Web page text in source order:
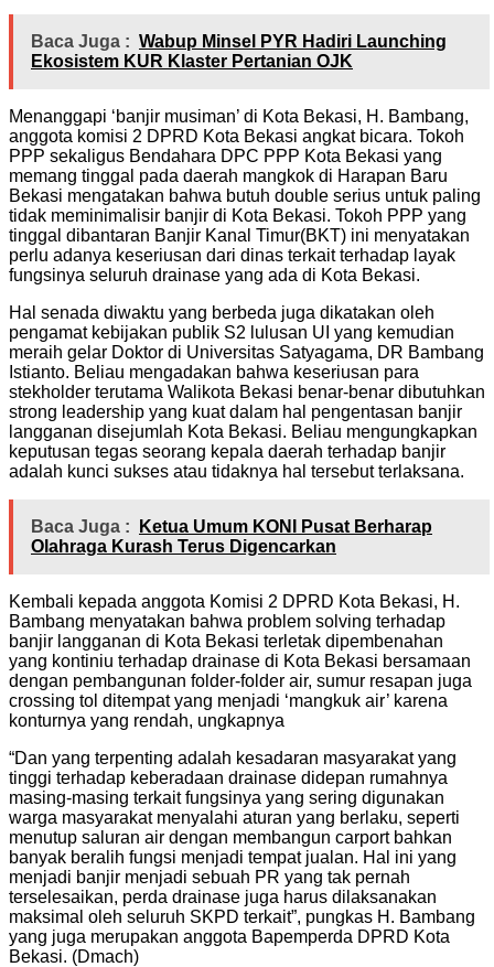
Baca Juga : Wabup Minsel PYR Hadiri Launching
Ekosistem KUR Klaster Pertanian OJK
Menanggapi ‘banjir musiman’ di Kota Bekasi, H. Bambang,
anggota komisi 2 DPRD Kota Bekasi angkat bicara. Tokoh
PPP sekaligus Bendahara DPC PPP Kota Bekasi yang
memang tinggal pada daerah mangkok di Harapan Baru
Bekasi mengatakan bahwa butuh double serius untuk paling
tidak meminimalisir banjir di Kota Bekasi. Tokoh PPP yang
tinggal dibantaran Banjir Kanal Timur(BKT) ini menyatakan
perlu adanya keseriusan dari dinas terkait terhadap layak
fungsinya seluruh drainase yang ada di Kota Bekasi.
Hal senada diwaktu yang berbeda juga dikatakan oleh
pengamat kebijakan publik S2 lulusan UI yang kemudian
meraih gelar Doktor di Universitas Satyagama, DR Bambang
Istianto. Beliau mengadakan bahwa keseriusan para
stekholder terutama Walikota Bekasi benar-benar dibutuhkan
strong leadership yang kuat dalam hal pengentasan banjir
langganan disejumlah Kota Bekasi. Beliau mengungkapkan
keputusan tegas seorang kepala daerah terhadap banjir
adalah kunci sukses atau tidaknya hal tersebut terlaksana.
Baca Juga :
Ketua Umum KONI Pusat Berharap
Olahraga Kurash Terus Digencarkan
Kembali kepada anggota Komisi 2 DPRD Kota Bekasi, H.
Bambang menyatakan bahwa problem solving terhadap
banjir langganan di Kota Bekasi terletak dipembenahan
yang kontiniu terhadap drainase di Kota Bekasi bersamaan
dengan pembangunan folder-folder air, sumur resapan juga
crossing tol ditempat yang menjadi ‘mangkuk air’ karena
konturnya yang rendah, ungkapnya
“Dan yang terpenting adalah kesadaran masyarakat yang
tinggi terhadap keberadaan drainase didepan rumahnya
masing-masing terkait fungsinya yang sering digunakan
warga masyarakat menyalahi aturan yang berlaku, seperti
menutup saluran air dengan membangun carport bahkan
banyak beralih fungsi menjadi tempat jualan. Hal ini yang
menjadi banjir menjadi sebuah PR yang tak pernah
terselesaikan, perda drainase juga harus dilaksanakan
maksimal oleh seluruh SKPD terkait”, pungkas H. Bambang
yang juga merupakan anggota Bapemperda DPRD Kota
Bekasi. (Dmach)